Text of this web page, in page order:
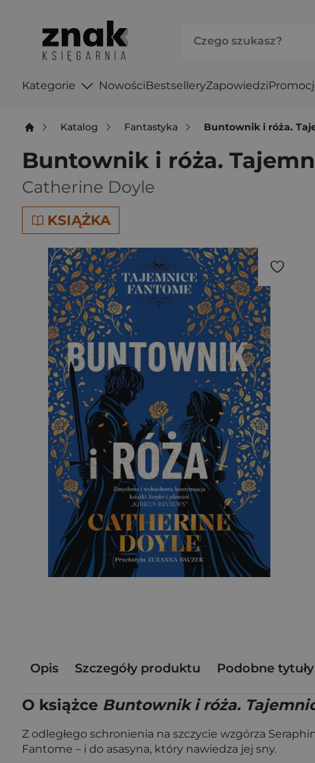
Kategorie NowościBestselleryZapowiedzi
Katalog Fantastyka Buntownik i róża.
Buntownik i róża.
Catherine Doyle
KSIĄŻKA
Opis Szczegóły produktu Podobne tytuły
O książce Buntownik i róża.
Z odległego schronienia na szczycie wzgórza
Fantome – i do asasyna, który nawiedza jej sny.